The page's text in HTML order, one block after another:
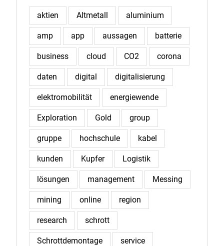
aktien Altmetall aluminium
amp app aussagen batterie
business cloud CO2 corona
daten digital digitalisierung
elektromobilität energiewende
Exploration Gold group
gruppe hochschule kabel
kunden Kupfer Logistik
lösungen management Messing
mining online region
research schrott
Schrottdemontage service